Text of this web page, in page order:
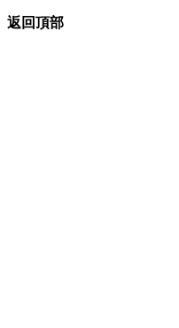
返回頂部